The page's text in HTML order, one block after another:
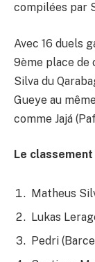
compilées par
Avec 16 duels
9ème place de
Silva du
Gueye au
comme Jajá
Le
Matheus
Lukas
Pedri